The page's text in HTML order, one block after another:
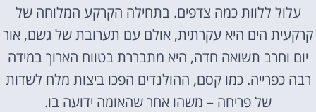
עלול ללוות כמה צדפים. בתחילה הקרקע המלוחה של
קרקעית הים היא עקרתית, אולם עם תערובת של גשם, אור
יום וחרב תשואה חדה, היא מתבררת בטווח הארוך במידה
רבה כפרייה. כמו קסם, ההולנדים הפכו ביצות מלח לשדות
של פריחה – משהו אחר שהאומה ידועה בו.